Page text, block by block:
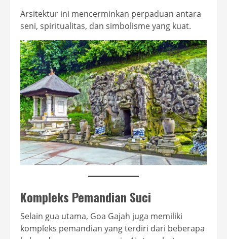
Arsitektur ini mencerminkan perpaduan antara
seni, spiritualitas, dan simbolisme yang kuat.
Kompleks Pemandian Suci
Selain gua utama, Goa Gajah juga memiliki
kompleks pemandian yang terdiri dari beberapa